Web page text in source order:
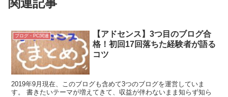
ブログ・PC関連
【アドセンス】3つ目のブログ合
格！初回17回落ちた経験者が語る
コツ
2019年9月現在、このブログも含めて3つのブログを運営していま
す。 書きたいテーマが増えてきて、収益が伴わないまま知らず知ら